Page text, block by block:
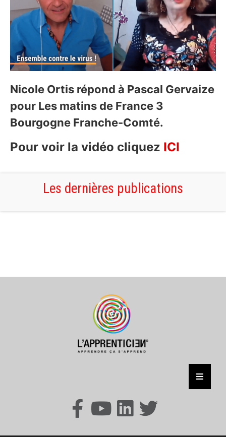
Nicole Ortis répond à Pascal Gervaize
pour Les matins de France 3
Bourgogne Franche-Comté.
Pour voir la vidéo cliquez ICI
Les dernières publications